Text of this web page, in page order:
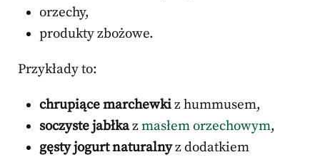
orzechy,
produkty zbożowe.
Przykłady to:
chrupiące marchewkiz hummusem,
soczyste jabłkazmasłem orzechowym,
gęsty jogurt naturalnyz dodatkiem